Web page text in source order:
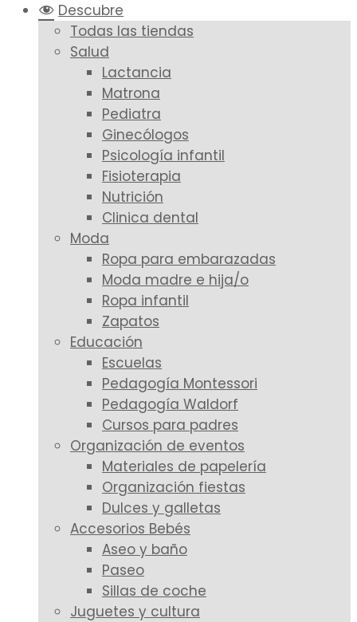
Descubre
Todas las tiendas
Salud
Lactancia
Matrona
Pediatra
Ginecólogos
Psicología infantil
Fisioterapia
Nutrición
Clinica dental
Moda
Ropa para embarazadas
Moda madre e hija/o
Ropa infantil
Zapatos
Educación
Escuelas
Pedagogía Montessori
Pedagogía Waldorf
Cursos para padres
Organización de eventos
Materiales de papelería
Organización fiestas
Dulces y galletas
Accesorios Bebés
Aseo y baño
Paseo
Sillas de coche
Juguetes y cultura